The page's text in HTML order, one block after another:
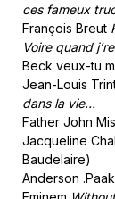
ces fameux
François Breut
Voire quand
Beck veux-tu
Jean-Louis
dans la vie…
Father John
Jacqueline
Baudelaire)
Anderson .Paak